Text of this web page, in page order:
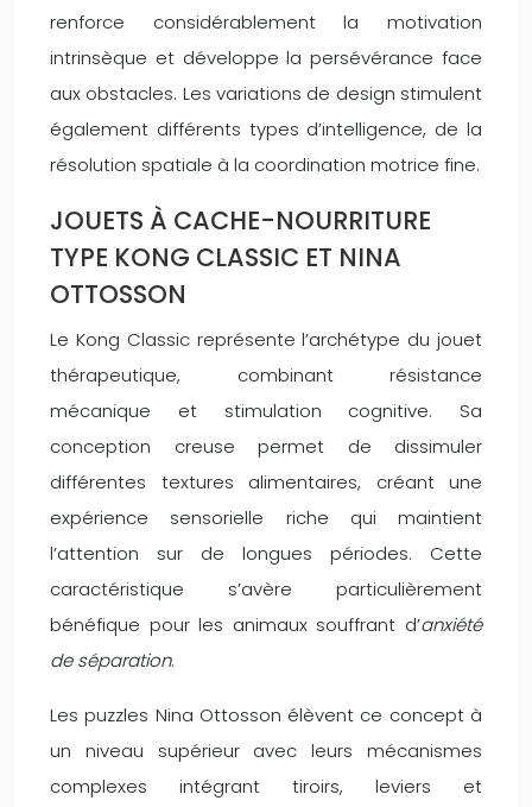
renforce considérablement la motivation
intrinsèque et développe la persévérance face
aux obstacles. Les variations de design stimulent
également différents types d’intelligence, de la
résolution spatiale à la coordination motrice fine.
JOUETS À CACHE-NOURRITURE
TYPE KONG CLASSIC ET NINA
OTTOSSON
Le Kong Classic représente l’archétype du jouet
thérapeutique, combinant résistance
mécanique et stimulation cognitive. Sa
conception creuse permet de dissimuler
différentes textures alimentaires, créant une
expérience sensorielle riche qui maintient
l’attention sur de longues périodes. Cette
caractéristique s’avère particulièrement
bénéfique pour les animaux souffrant d’anxiété
de séparation.
Les puzzles Nina Ottosson élèvent ce concept à
un niveau supérieur avec leurs mécanismes
complexes intégrant tiroirs, leviers et